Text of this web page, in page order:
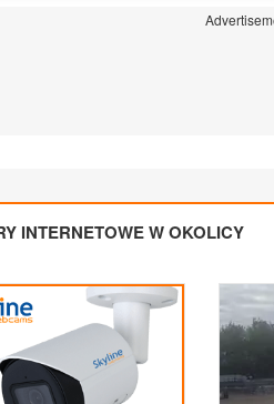
INTERNETOWE W OKOLICY